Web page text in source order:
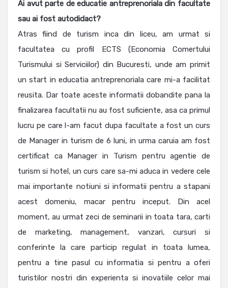
Ai avut parte de educatie antreprenoriala din facultate
sau ai fost autodidact?
Atras fiind de turism inca din liceu, am urmat si
facultatea cu profil ECTS (Economia Comertului
Turismului si Serviciilor) din Bucuresti, unde am primit
un start in educatia antreprenoriala care mi-a facilitat
reusita. Dar toate aceste informatii dobandite pana la
finalizarea facultatii nu au fost suficiente, asa ca primul
lucru pe care l-am facut dupa facultate a fost un curs
de Manager in turism de 6 luni, in urma caruia am fost
certificat ca Manager in Turism pentru agentie de
turism si hotel, un curs care sa-mi aduca in vedere cele
mai importante notiuni si informatii pentru a stapani
acest domeniu, macar pentru inceput. Din acel
moment, au urmat zeci de seminarii in toata tara, carti
de marketing, management, vanzari, cursuri si
conferinte la care particip regulat in toata lumea,
pentru a tine pasul cu informatia si pentru a oferi
turistilor nostri din experienta si inovatiile celor mai